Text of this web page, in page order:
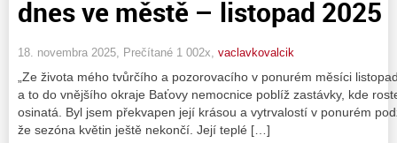
dnes ve městě – listopad 2025
18. novembra 2025, Prečítané 1 002x, vaclavkovalcik
„Ze života mého tvůrčího a pozorovacího v ponurém měsíci
a to do vnějšího okraje Baťovy nemocnice poblíž zastávky, kde
osinatá. Byl jsem překvapen její krásou a vytrvalostí v ponurém
že sezóna květin ještě nekončí. Její teplé […]